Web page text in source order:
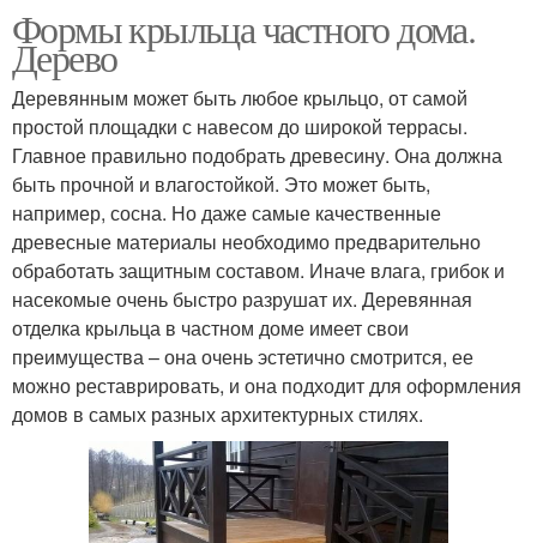
Формы крыльца частного дома.
Дерево
Деревянным может быть любое крыльцо, от самой
простой площадки с навесом до широкой террасы.
Главное правильно подобрать древесину. Она должна
быть прочной и влагостойкой. Это может быть,
например, сосна. Но даже самые качественные
древесные материалы необходимо предварительно
обработать защитным составом. Иначе влага, грибок и
насекомые очень быстро разрушат их. Деревянная
отделка крыльца в частном доме имеет свои
преимущества – она очень эстетично смотрится, ее
можно реставрировать, и она подходит для оформления
домов в самых разных архитектурных стилях.